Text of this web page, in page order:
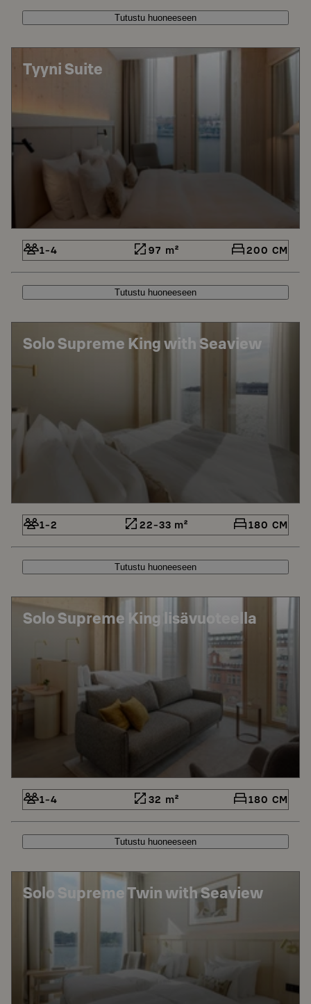
Tutustu huoneeseen
Tyyni Suite
1-4 97 m² 200 CM
Tutustu huoneeseen
Solo Supreme King with Seaview
1-2 22-33 m² 180 CM
Tutustu huoneeseen
Solo Supreme King lisävuoteella
1-4 32 m² 180 CM
Tutustu huoneeseen
Solo Supreme Twin with Seaview